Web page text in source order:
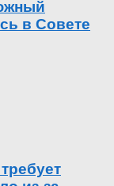
в Совете